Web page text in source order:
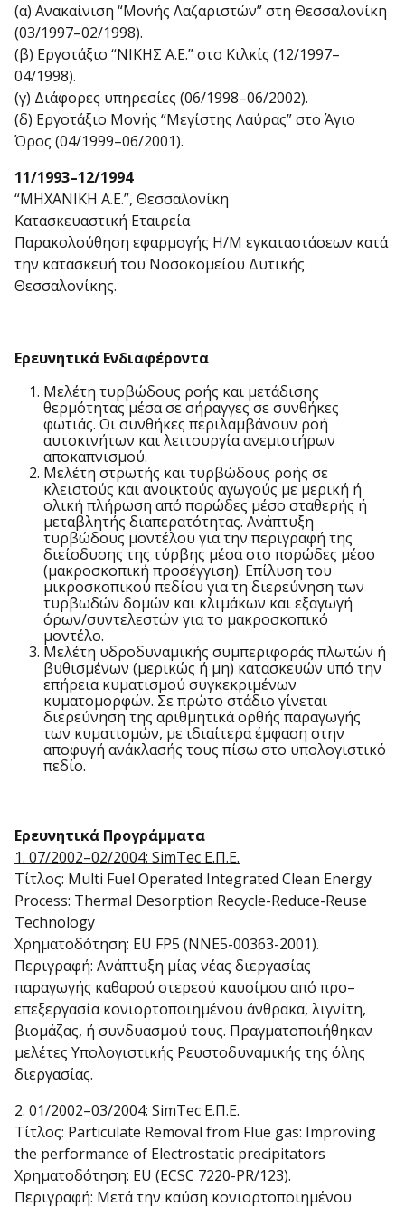
(α) Ανακαίνιση “Μονής Λαζαριστών” στη Θεσσαλονίκη
(03/1997–02/1998).
(β) Εργοτάξιο “ΝΙΚΗΣ Α.Ε.” στο Κιλκίς (12/1997–
04/1998).
(γ) Διάφορες υπηρεσίες (06/1998–06/2002).
(δ) Εργοτάξιο Μονής “Mεγίστης Λαύρας” στο Άγιο
Όρος (04/1999–06/2001).
11/1993–12/1994
“ΜΗΧΑΝΙΚΗ Α.Ε.”, Θεσσαλονίκη
Κατασκευαστική Εταιρεία
Παρακολούθηση εφαρμογής Η/Μ εγκαταστάσεων κατά
την κατασκευή του Νοσοκομείου Δυτικής
Θεσσαλονίκης.
Ερευνητικά Ενδιαφέροντα
Μελέτη τυρβώδους ροής και μετάδισης
θερμότητας μέσα σε σήραγγες σε συνθήκες
φωτιάς. Οι συνθήκες περιλαμβάνουν ροή
αυτοκινήτων και λειτουργία ανεμιστήρων
αποκαπνισμού.
Μελέτη στρωτής και τυρβώδους ροής σε
κλειστούς και ανοικτούς αγωγούς με μερική ή
ολική πλήρωση από πορώδες μέσο σταθερής ή
μεταβλητής διαπερατότητας. Ανάπτυξη
τυρβώδους μοντέλου για την περιγραφή της
διείσδυσης της τύρβης μέσα στο πορώδες μέσο
(μακροσκοπική προσέγγιση). Επίλυση του
μικροσκοπικού πεδίου για τη διερεύνηση των
τυρβωδών δομών και κλιμάκων και εξαγωγή
όρων/συντελεστών για το μακροσκοπικό
μοντέλο.
Μελέτη υδροδυναμικής συμπεριφοράς πλωτών ή
βυθισμένων (μερικώς ή μη) κατασκευών υπό την
επήρεια κυματισμού συγκεκριμένων
κυματομορφών. Σε πρώτο στάδιο γίνεται
διερεύνηση της αριθμητικά ορθής παραγωγής
των κυματισμών, με ιδιαίτερα έμφαση στην
αποφυγή ανάκλασής τους πίσω στο υπολογιστικό
πεδίο.
Ερευνητικά Προγράμματα
1. 07/2002–02/2004: SimTec Ε.Π.Ε.
Τίτλος: Multi Fuel Operated Integrated Clean Energy
Process: Thermal Desorption Recycle-Reduce-Reuse
Technology
Χρηματοδότηση: EU FP5 (NNE5-00363-2001).
Περιγραφή: Ανάπτυξη μίας νέας διεργασίας
παραγωγής καθαρού στερεού καυσίμου από προ–
επεξεργασία κονιορτοποιημένου άνθρακα, λιγνίτη,
βιομάζας, ή συνδυασμού τους. Πραγματοποιήθηκαν
μελέτες Υπολογιστικής Ρευστοδυναμικής της όλης
διεργασίας.
2. 01/2002–03/2004: SimTec Ε.Π.Ε.
Τίτλος: Particulate Removal from Flue gas: Improving
the performance of Electrostatic precipitators
Χρηματοδότηση: EU (ECSC 7220-PR/123).
Περιγραφή: Μετά την καύση κονιορτοποιημένου